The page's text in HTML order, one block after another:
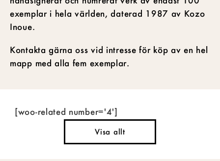
exemplar i hela världen, daterad 1987 av Kozo
Inoue.
Kontakta gärna oss vid intresse för köp av en hel
mapp med alla fem exemplar.
[woo-related number='4']
Visa allt